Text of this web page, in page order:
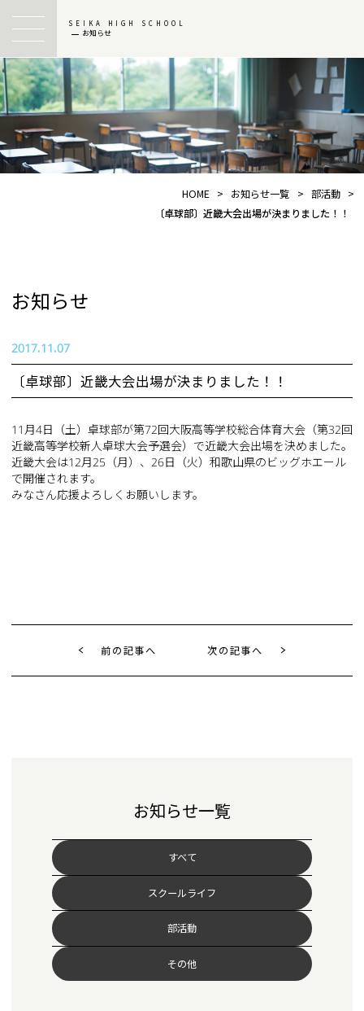
SEIKA HIGH SCHOOL
お知らせ
HOME > お知らせ一覧 > 部活動 >
〔卓球部〕近畿大会出場が決まりました！！
お知らせ
2017.11.07
〔卓球部〕近畿大会出場が決まりました！！
11月4日（土）卓球部が第72回大阪高等学校総合体育大会（第32回
近畿高等学校新人卓球大会予選会）で近畿大会出場を決めました。
近畿大会は12月25（月）、26日（火）和歌山県のビッグホエール
で開催されます。
みなさん応援よろしくお願いします。
前の記事へ 次の記事へ
お知らせ一覧
すべて
スクールライフ
部活動
その他